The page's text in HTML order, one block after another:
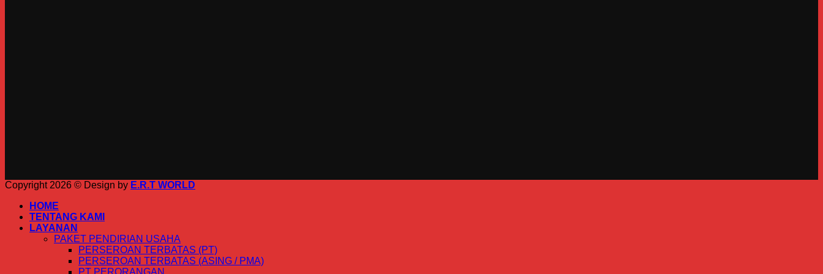
Copyright 2026 © Design by E.R.T WORLD
HOME
TENTANG KAMI
LAYANAN
PAKET PENDIRIAN USAHA
PERSEROAN TERBATAS (PT)
PERSEROAN TERBATAS (ASING / PMA)
PT PERORANGAN